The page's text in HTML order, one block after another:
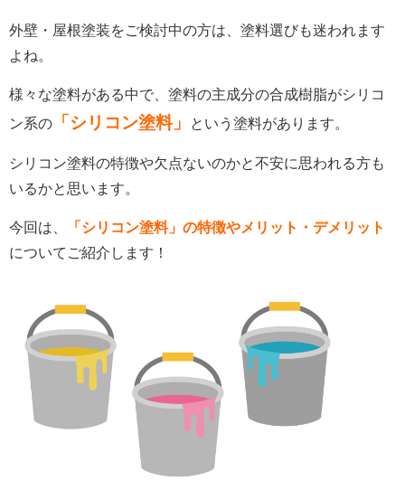
外壁・屋根塗装をご検討中の方は、塗料選びも迷われます
よね。
様々な塗料がある中で、塗料の主成分の合成樹脂がシリコ
ン系の
「シリコン塗料」 という塗料があります。
シリコン塗料の特徴や欠点ないのかと不安に思われる方も
いるかと思います。
今回は、
「シリコン塗料」の特徴やメリット・デメリット
についてご紹介します！